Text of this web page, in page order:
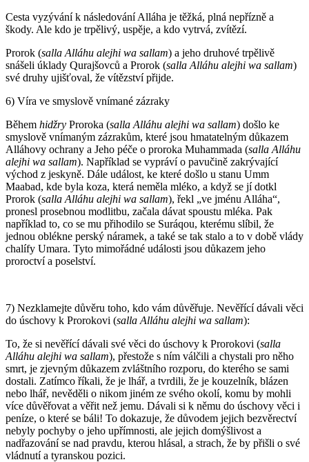
Cesta vyzývání k následování Alláha je těžká, plná nepřízně a
škody. Ale kdo je trpělivý, uspěje, a kdo vytrvá, zvítězí.
Prorok (salla Alláhu alejhi wa sallam) a jeho druhové trpělivě
snášeli úklady Qurajšovců a Prorok (salla Alláhu alejhi wa sallam)
své druhy ujišťoval, že vítězství přijde.
6) Víra ve smyslově vnímané zázraky
Během hidžry Proroka (salla Alláhu alejhi wa sallam) došlo ke
smyslově vnímaným zázrakům, které jsou hmatatelným důkazem
Alláhovy ochrany a Jeho péče o proroka Muhammada (salla Alláhu
alejhi wa sallam). Například se vypráví o pavučině zakrývající
východ z jeskyně. Dále událost, ke které došlo u stanu Umm
Maabad, kde byla koza, která neměla mléko, a když se jí dotkl
Prorok (salla Alláhu alejhi wa sallam), řekl „ve jménu Alláha“,
pronesl prosebnou modlitbu, začala dávat spoustu mléka. Pak
například to, co se mu přihodilo se Suráqou, kterému slíbil, že
jednou oblékne perský náramek, a také se tak stalo a to v době vlády
chalífy Umara. Tyto mimořádné události jsou důkazem jeho
proroctví a poselství.
7) Nezklamejte důvěru toho, kdo vám důvěřuje. Nevěřící dávali věci
do úschovy k Prorokovi (salla Alláhu alejhi wa sallam):
To, že si nevěřící dávali své věci do úschovy k Prorokovi (salla
Alláhu alejhi wa sallam), přestože s ním válčili a chystali pro něho
smrt, je zjevným důkazem zvláštního rozporu, do kterého se sami
dostali. Zatímco říkali, že je lhář, a tvrdili, že je kouzelník, blázen
nebo lhář, nevěděli o nikom jiném ze svého okolí, komu by mohli
více důvěřovat a věřit než jemu. Dávali si k němu do úschovy věci i
peníze, o které se báli! To dokazuje, že důvodem jejich bezvěrectví
nebyly pochyby o jeho upřímnosti, ale jejich domýšlivost a
nadřazování se nad pravdu, kterou hlásal, a strach, že by přišli o své
vládnutí a tyranskou pozici.